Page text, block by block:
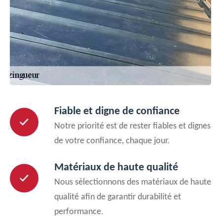
Fiable et digne de confiance
Notre priorité est de rester fiables et dignes
de votre confiance, chaque jour.
Matériaux de haute qualité
Nous sélectionnons des matériaux de haute
qualité afin de garantir durabilité et
performance.